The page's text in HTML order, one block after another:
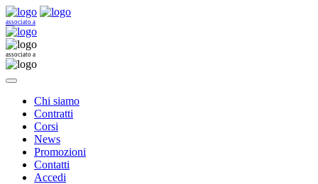
associato a
associato a
Chi siamo
Contratti
Corsi
News
Promozioni
Contatti
Accedi